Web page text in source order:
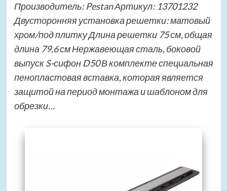
Производитель: Pestan Артикул: 13701232
Двусторонняя установка решетки: матовый
хром/под плитку Длина решетки 75 см, общая
длина 79,6 см Нержавеющая сталь, боковой
выпуск S-сифон D50 В комплекте специальная
пенопластовая вставка, которая является
защитой на период монтажа и шаблоном для
обрезки…